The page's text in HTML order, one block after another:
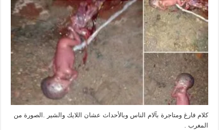
العثور
على
جثة
جنين
في
تفجير
الكنيسة
البطرسية
مغلقة
كلام فارغ ومتاجرة بآلام الناس وبالأحداث عشان اللايك والشير .الصورة من
المغرب .